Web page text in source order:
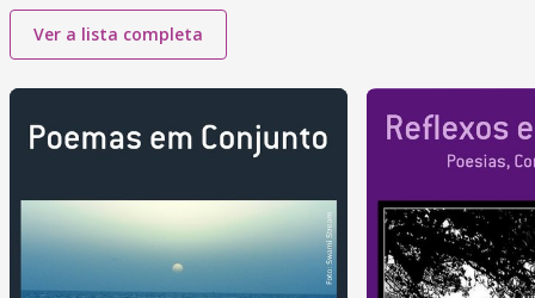
Ver a lista completa